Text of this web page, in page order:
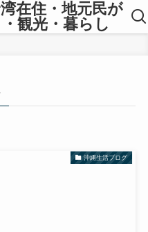
在住・地元民が
観光・暮らし
沖縄生活ブログ